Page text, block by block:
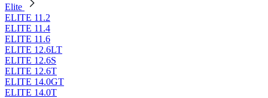
Elite
ELITE 11.2
ELITE 11.4
ELITE 11.6
ELITE 12.6LT
ELITE 12.6S
ELITE 12.6T
ELITE 14.0GT
ELITE 14.0T